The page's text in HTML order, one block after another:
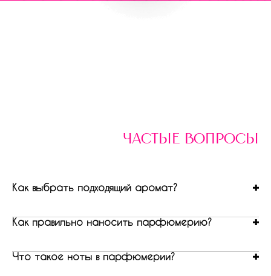
частые вопросы
Как выбрать подходящий аромат?
Как правильно наносить парфюмерию?
Что такое ноты в парфюмерии?